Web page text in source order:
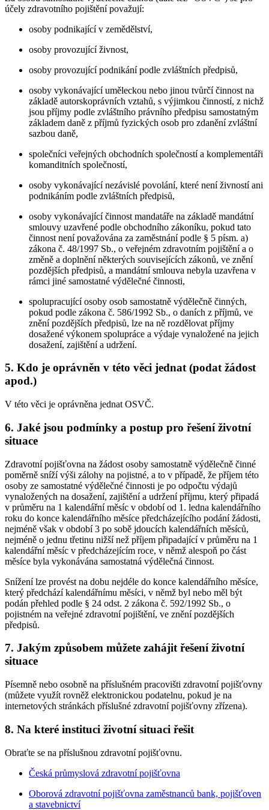
účely zdravotního pojištění považují:
osoby podnikající v zemědělství,
osoby provozující živnost,
osoby provozující podnikání podle zvláštních předpisů,
osoby vykonávající uměleckou nebo jinou tvůrčí činnost na
základě autorskoprávních vztahů, s výjimkou činností, z nichž
jsou příjmy podle zvláštního právního předpisu samostatným
základem daně z příjmů fyzických osob pro zdanění zvláštní
sazbou daně,
společníci veřejných obchodních společností a komplementáři
komanditních společností,
osoby vykonávající nezávislé povolání, které není živností ani
podnikáním podle zvláštních předpisů,
osoby vykonávající činnost mandatáře na základě mandátní
smlouvy uzavřené podle obchodního zákoníku, pokud tato
činnost není považována za zaměstnání podle § 5 písm. a)
zákona č. 48/1997 Sb., o veřejném zdravotním pojištění a o
změně a doplnění některých souvisejících zákonů, ve znění
pozdějších předpisů, a mandátní smlouva nebyla uzavřena v
rámci jiné samostatné výdělečné činnosti,
spolupracující osoby osob samostatně výdělečně činných,
pokud podle zákona č. 586/1992 Sb., o daních z příjmů, ve
znění pozdějších předpisů, lze na ně rozdělovat příjmy
dosažené výkonem spolupráce a výdaje vynaložené na jejich
dosažení, zajištění a udržení.
5. Kdo je oprávněn v této věci jednat (podat žádost
apod.)
V této věci je oprávněna jednat OSVČ.
6. Jaké jsou podmínky a postup pro řešení životní
situace
Zdravotní pojišťovna na žádost osoby samostatně výdělečně činné
poměrně sníží výši zálohy na pojistné, a to v případě, že příjem této
osoby ze samostatné výdělečné činnosti je po odpočtu výdajů
vynaložených na dosažení, zajištění a udržení příjmu, který připadá
v průměru na 1 kalendářní měsíc v období od 1. ledna kalendářního
roku do konce kalendářního měsíce předcházejícího podání žádosti,
nejméně však v období 3 po sobě jdoucích kalendářních měsíců,
nejméně o jednu třetinu nižší než příjem připadající v průměru na 1
kalendářní měsíc v předcházejícím roce, v němž alespoň po část
měsíce byla vykonávána samostatná výdělečná činnost.
Snížení lze provést na dobu nejdéle do konce kalendářního měsíce,
který předchází kalendářnímu měsíci, v němž byl nebo měl být
podán přehled podle § 24 odst. 2 zákona č. 592/1992 Sb., o
pojistném na veřejné zdravotní pojištění, ve znění pozdějších
předpisů.
7. Jakým způsobem můžete zahájit řešení životní
situace
Písemně nebo osobně na příslušném pracovišti zdravotní pojišťovny
(můžete využít rovněž elektronickou podatelnu, pokud je na
internetových stránkách příslušné zdravotní pojišťovny zřízena).
8. Na které instituci životní situaci řešit
Obraťte se na příslušnou zdravotní pojišťovnu.
Česká průmyslová zdravotní pojišťovna
Oborová zdravotní pojišťovna zaměstnanců bank, pojišťoven
a stavebnictví